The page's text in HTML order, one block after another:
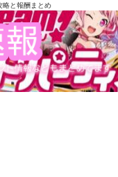
略と報酬まとめ